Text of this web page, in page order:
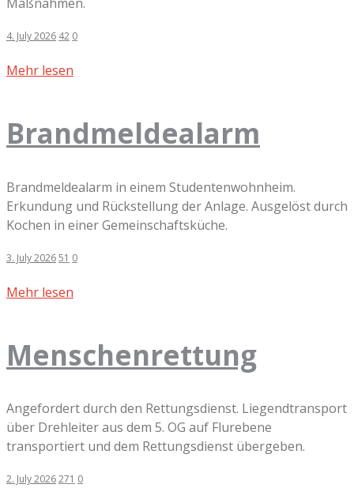
4. July 2026 42 0
Mehr lesen
Brandmeldealarm
Brandmeldealarm in einem Studentenwohnheim.
Erkundung und Rückstellung der Anlage. Ausgelöst durch
Kochen in einer Gemeinschaftsküche.
3. July 202651 0
Mehr lesen
Menschenrettung
Angefordert durch den Rettungsdienst. Liegendtransport
über Drehleiter aus dem 5. OG auf Flurebene
transportiert und dem Rettungsdienst übergeben.
2. July 2026271 0